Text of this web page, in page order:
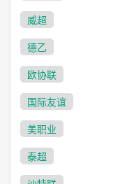
威超
德乙
欧协联
国际友谊
美职业
泰超